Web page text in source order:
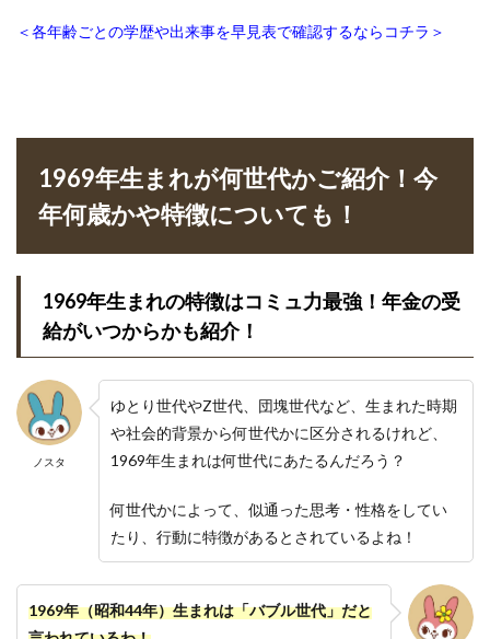
＜各年齢ごとの学歴や出来事を早見表で確認するならコチラ＞
1969年生まれが何世代かご紹介！今
年何歳かや特徴についても！
1969年生まれの特徴はコミュ力最強！年金の受
給がいつからかも紹介！
ノスタ
ゆとり世代やZ世代、団塊世代など、生まれた時期
や社会的背景から何世代かに区分されるけれど、
1969年生まれは何世代にあたるんだろう？
何世代かによって、似通った思考・性格をしてい
たり、行動に特徴があるとされているよね！
1969年（昭和44年）生まれは「バブル世代」だと